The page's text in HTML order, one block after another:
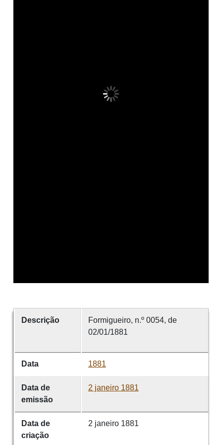
Descrição
Formigueiro, n.º 0054, de
02/01/1881
Data 1881
Data de
emissão
2 janeiro 1881
Data de
criação
2 janeiro 1881